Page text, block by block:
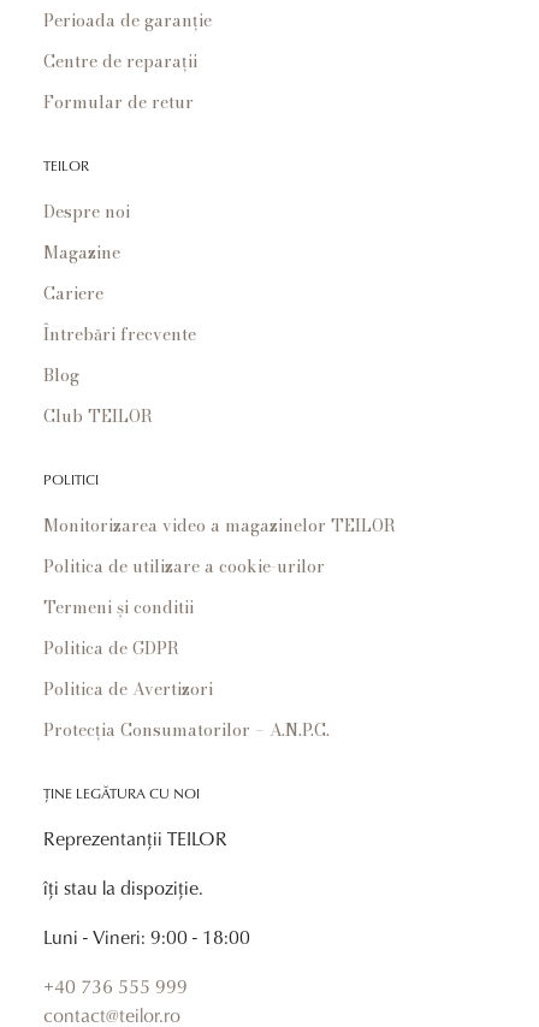
Perioada de garanție
Centre de reparații
Formular de retur
TEILOR
Despre noi
Magazine
Cariere
Întrebări frecvente
Blog
Club TEILOR
POLITICI
Monitorizarea video a magazinelor TEILOR
Politica de utilizare a cookie-urilor
Termeni și conditii
Politica de GDPR
Politica de Avertizori
Protecția Consumatorilor – A.N.P.C.
ȚINE LEGĂTURA CU NOI
Reprezentanții TEILOR
îți stau la dispoziție.
Luni - Vineri: 9:00 - 18:00
+40 736 555 999
contact@teilor.ro